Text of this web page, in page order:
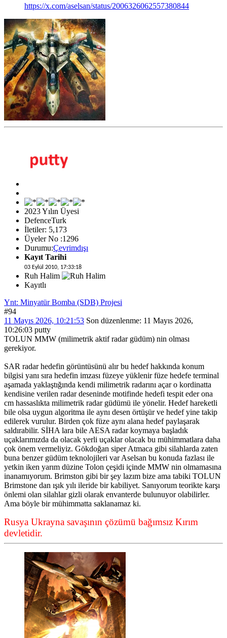
https://x.com/aselsan/status/2006326062557380844
2023 Yılın Üyesi
DefenceTurk
İletiler: 5,173
Üyeler No :1296
Durumu:Çevrimdışı
Kayıt Tarihi
03 Eylül 2010, 17:33:18
Ruh Halim
Kayıtlı
Ynt: Minyatür Bomba (SDB) Projesi
#94
11 Mayıs 2026, 10:21:53 Son düzenlenme: 11 Mayıs 2026,
10:26:03 putty
TOLUN MMW (milimetrik aktif radar güdüm) nin olması
gerekiyor.
SAR radar hedefin görüntüsünü alır bu hedef hakkında konum
bilgisi yanı sıra hedefin imzası füzeye yüklenir füze hedefe terminal
aşamada yaklaştığında kendi milimetrik radarını açar o kordinatta
kendisine verilen radar deseninde motifinde hedefi tespit eder ona
cm hassaslıkta milimetrik radar güdümü ile yönelir. Hedef hareketli
bile olsa uygun algoritma ile aynı desen örtüşür ve hedef yine takip
edilerek vurulur. Birden çok füze aynı alana hedef paylaşarak
saldırabilir. SİHA lara bile AESA radar koymaya başladık
uçaklarımızda da olacak yerli uçaklar olacak bu mühimmatlara daha
çok önem vermeliyiz. Gökdoğan siper Atmaca gibi silahlarda zaten
buna benzer güdüm teknolojileri var Aselsan bu konuda fazlası ile
yetkin iken yarım düzine Tolon çeşidi içinde MMW nin olmamasına
inanamıyorum. Brimston gibi bir şey lazım bize ama tabiki TOLUN
Brimstone dan ışık yılı ileride bir kabiliyet. Sanıyorum teorikte karşı
önlemi olan silahlar gizli olarak envanterde bulunuyor olabilirler.
Ama böyle bir mühimmatta saklanamaz ki.
Rusya Ukrayna savaşının çözümü bağımsız Kırım
devletidir.